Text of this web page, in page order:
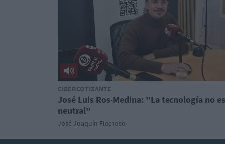
CIBERCOTIZANTE
José Luis Ros-Medina: "La tecnología no es
neutral"
José Joaquín Flechoso